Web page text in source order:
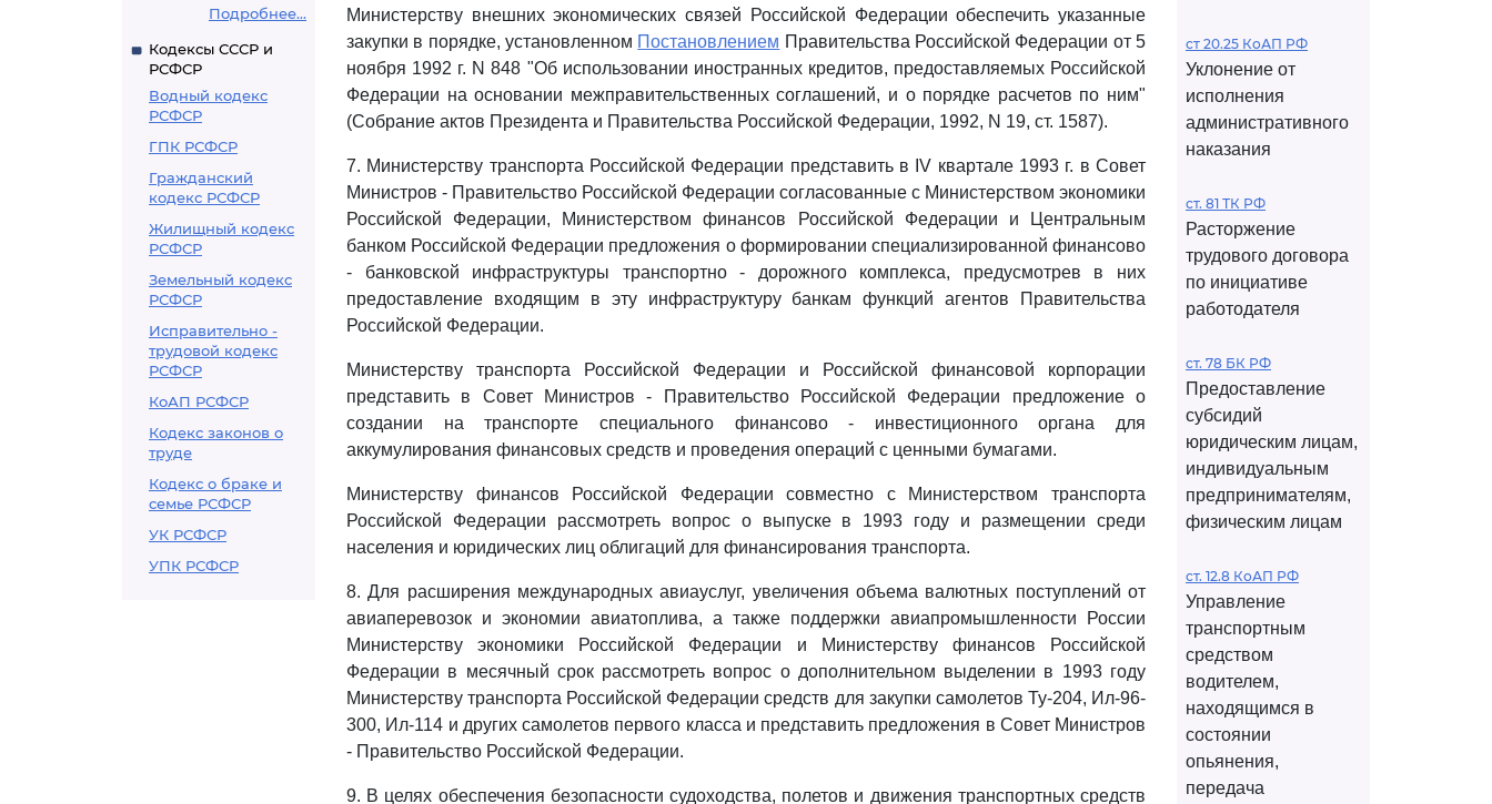
Подробнее...
Кодексы СССР и
РСФСР
Водный кодекс
РСФСР
ГПК РСФСР
Гражданский
кодекс РСФСР
Жилищный кодекс
РСФСР
Земельный кодекс
РСФСР
Исправительно -
трудовой кодекс
РСФСР
КоАП РСФСР
Кодекс законов о
труде
Кодекс о браке и
семье РСФСР
УК РСФСР
УПК РСФСР
Министерству внешних экономических связей Российской Федерации обеспечить указанные
закупки в порядке, установленном Постановлением Правительства Российской Федерации от 5
ноября 1992 г. N 848 "Об использовании иностранных кредитов, предоставляемых Российской
Федерации на основании межправительственных соглашений, и о порядке расчетов по ним"
(Собрание актов Президента и Правительства Российской Федерации, 1992, N 19, ст. 1587).
7. Министерству транспорта Российской Федерации представить в IV квартале 1993 г. в Совет
Министров - Правительство Российской Федерации согласованные с Министерством экономики
Российской Федерации, Министерством финансов Российской Федерации и Центральным
банком Российской Федерации предложения о формировании специализированной финансово
- банковской инфраструктуры транспортно - дорожного комплекса, предусмотрев в них
предоставление входящим в эту инфраструктуру банкам функций агентов Правительства
Российской Федерации.
Министерству транспорта Российской Федерации и Российской финансовой корпорации
представить в Совет Министров - Правительство Российской Федерации предложение о
создании на транспорте специального финансово - инвестиционного органа для
аккумулирования финансовых средств и проведения операций с ценными бумагами.
Министерству финансов Российской Федерации совместно с Министерством транспорта
Российской Федерации рассмотреть вопрос о выпуске в 1993 году и размещении среди
населения и юридических лиц облигаций для финансирования транспорта.
8. Для расширения международных авиауслуг, увеличения объема валютных поступлений от
авиаперевозок и экономии авиатоплива, а также поддержки авиапромышленности России
Министерству экономики Российской Федерации и Министерству финансов Российской
Федерации в месячный срок рассмотреть вопрос о дополнительном выделении в 1993 году
Министерству транспорта Российской Федерации средств для закупки самолетов Ту-204, Ил-96-
300, Ил-114 и других самолетов первого класса и представить предложения в Совет Министров
- Правительство Российской Федерации.
9. В целях обеспечения безопасности судоходства, полетов и движения транспортных средств
ст 20.25 КоАП РФ
Уклонение от
исполнения
административного
наказания
ст. 81 ТК РФ
Расторжение
трудового договора
по инициативе
работодателя
ст. 78 БК РФ
Предоставление
субсидий
юридическим лицам,
индивидуальным
предпринимателям,
физическим лицам
ст. 12.8 КоАП РФ
Управление
транспортным
средством
водителем,
находящимся в
состоянии
опьянения,
передача